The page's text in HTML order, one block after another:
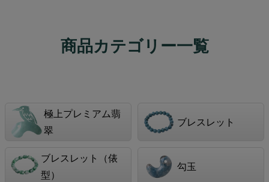
商品カテゴリー一覧
極上プレミアム翡
翠
ブレスレット
ブレスレット（俵
型）
勾玉